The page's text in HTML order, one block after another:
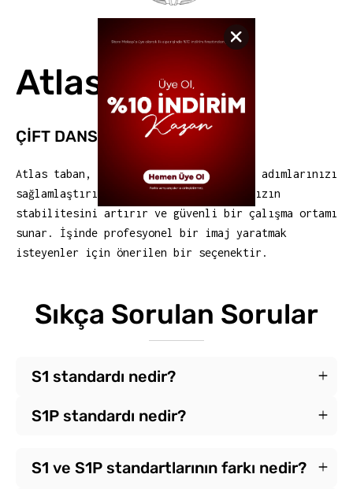
Atlas
ÇİFT DANSİTE PU-PU TABAN
Atlas taban, modern ve güçlü duruşuyla adımlarınızı
sağlamlaştırır. İş güvenliği ayakkabınızın
stabilitesini artırır ve güvenli bir çalışma ortamı
sunar. İşinde profesyonel bir imaj yaratmak
isteyenler için önerilen bir seçenektir.
Sıkça Sorulan Sorular
S1 standardı nedir?
S1P standardı nedir?
S1 ve S1P standartlarının farkı nedir?